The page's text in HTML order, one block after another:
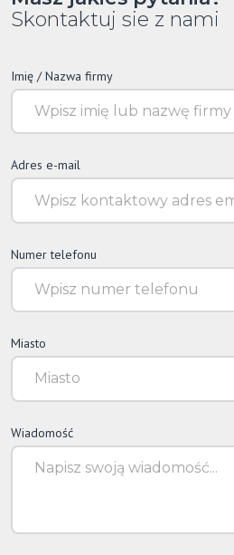
Skontaktuj sie z nami
Imię / Nazwa firmy
Adres e-mail
Numer telefonu
Miasto
Wiadomość